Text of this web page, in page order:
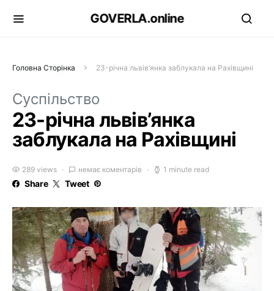
GOVERLA.online
Головна Сторінка 23-річна львів’янка заблукала на Рахівщині
Суспільство
23-річна львів’янка
заблукала на Рахівщині
289 views немає коментарів 1 minute read
Share Tweet